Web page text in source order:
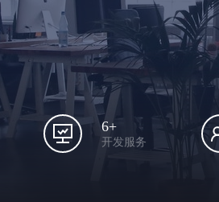
6+
开发服务